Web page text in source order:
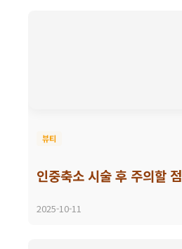
뷰티
인중축소 시술 후 주의할 점
2025-10-11